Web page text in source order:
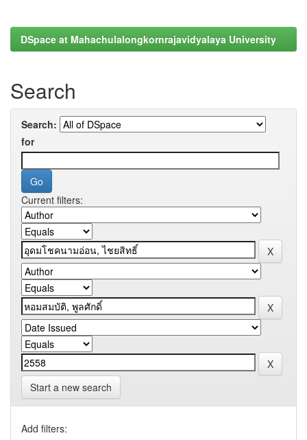
DSpace at Mahachulalongkornrajavidyalaya University
Search
Search:
for
Current filters:
Start a new search
Add filters: